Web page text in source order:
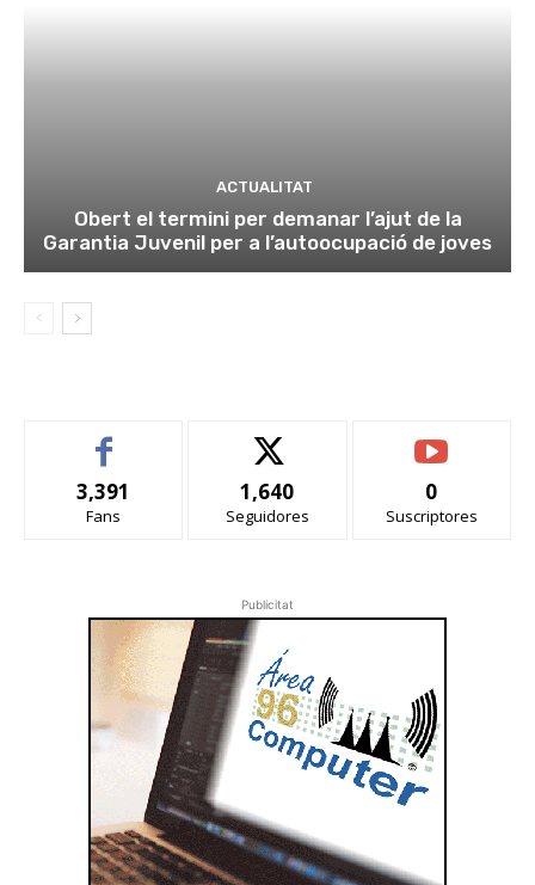
ACTUALITAT
Obert el termini per demanar l’ajut de la
Garantia Juvenil per a l’autoocupació de joves
3,391
Fans
1,640
Seguidores
0
Suscriptores
Publicitat